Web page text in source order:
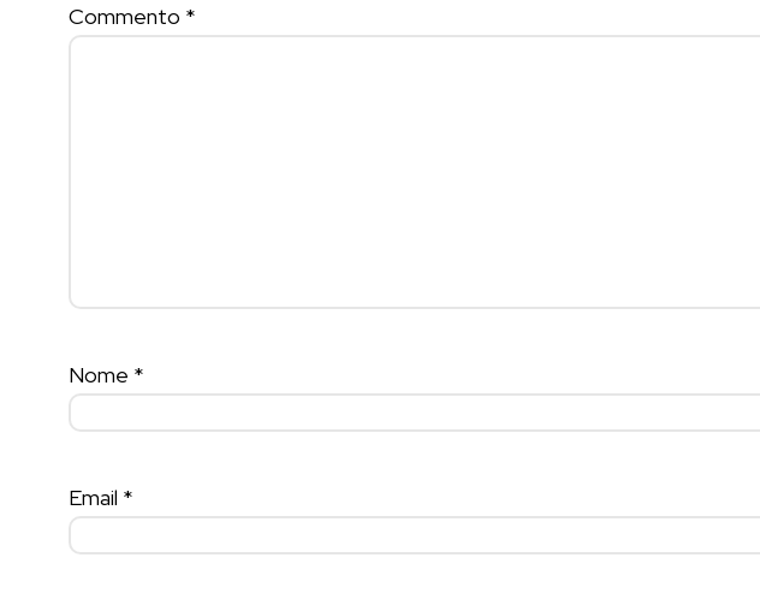
Commento *
Nome *
Email *